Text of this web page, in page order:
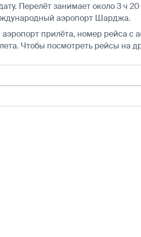
Перелёт занимает около 3 ч
аэропорт Шарджа.
прилёта, номер рейса с
Чтобы посмотреть рейсы на